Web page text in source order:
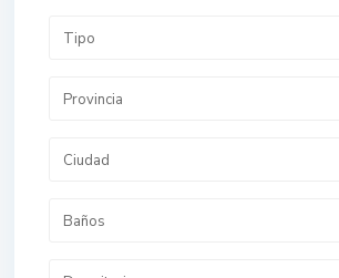
Tipo
Provincia
Ciudad
Baños